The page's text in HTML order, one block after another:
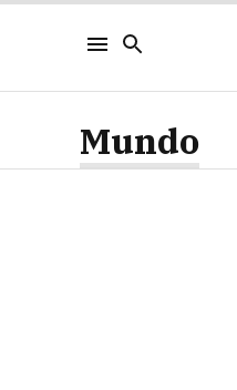
Mundo